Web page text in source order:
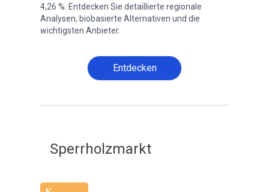
4,26 %. Entdecken Sie detaillierte regionale
Analysen, biobasierte Alternativen und die
wichtigsten Anbieter.
Entdecken
Sperrholzmarkt